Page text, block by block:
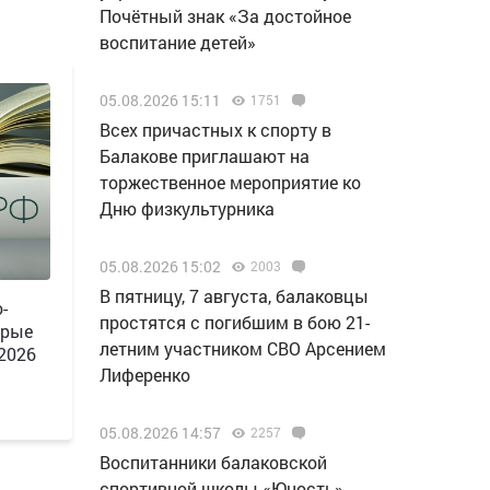
Почётный знак «За достойное
воспитание детей»
05.08.2026 15:11 1751
Всех причастных к спорту в
Балакове приглашают на
торжественное мероприятие ко
Дню физкультурника
05.08.2026 15:02 2003
В пятницу, 7 августа, балаковцы
простятся с погибшим в бою 21-
летним участником СВО Арсением
Лиференко
05.08.2026 14:57 2257
Воспитанники балаковской